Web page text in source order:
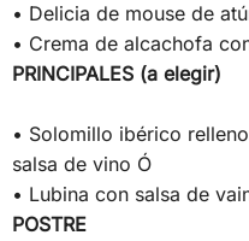
• Delicia de mouse de
• Crema de alcachofa
PRINCIPALES (a elegir)
• Solomillo ibérico
salsa de vino Ó
• Lubina con salsa de
POSTRE